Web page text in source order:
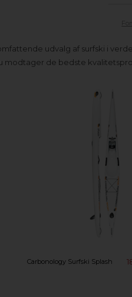
udvalg af surfski i
modtager de bedste
Carbonology Surfski Splash